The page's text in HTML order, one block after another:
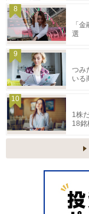
8
「
選
9
つみ
いる
10
1株
18銘